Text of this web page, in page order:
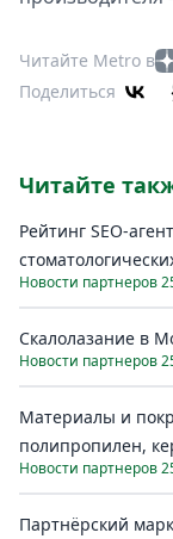
Читайте Metro в
Поделиться
Читайте
Рейтинг SEO-
Новости партнеров
Скалолазание в
Новости партнеров
Материалы и
полипропилен,
Новости партнеров
Партнёрский